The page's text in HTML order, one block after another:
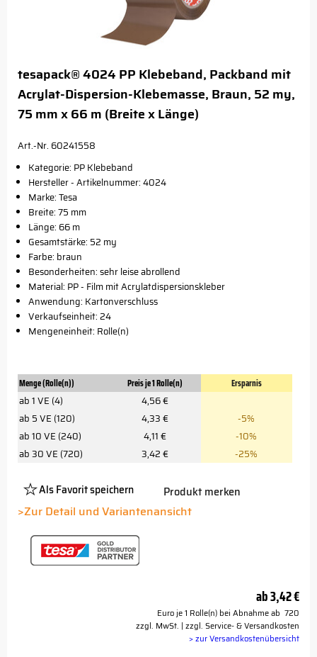
tesapack® 4024 PP Klebeband, Packband mit
Acrylat-Dispersion-Klebemasse, Braun, 52 my,
75 mm x 66 m (Breite x Länge)
Art.-Nr. 60241558
Kategorie: PP Klebeband
Hersteller - Artikelnummer: 4024
Marke: Tesa
Breite: 75 mm
Länge: 66 m
Gesamtstärke: 52 my
Farbe: braun
Besonderheiten: sehr leise abrollend
Material: PP - Film mit Acrylatdispersionskleber
Anwendung: Kartonverschluss
Verkaufseinheit: 24
Mengeneinheit: Rolle(n)
Menge (Rolle(n)) Preis je 1 Rolle(n)
Ersparnis
ab 1 VE (4)
4,56 €
ab 5 VE (120)
4,33 €
-5%
ab 10 VE (240)
4,11 €
-10%
ab 30 VE (720)
3,42 € -25%
Als Favorit speichern
Platzhalter
Button
Produkt merken
>Zur Detail und Variantenansicht
ab3,42 €
Euro je 1 Rolle(n) bei Abnahme ab 720
zzgl. MwSt. | zzgl. Service- & Versandkosten
> zur Versandkostenübersicht